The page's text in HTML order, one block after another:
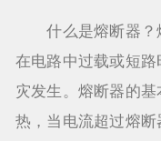
什么是熔断器？
在电路中过载或短
灾发生。熔断器的
热，当电流超过熔